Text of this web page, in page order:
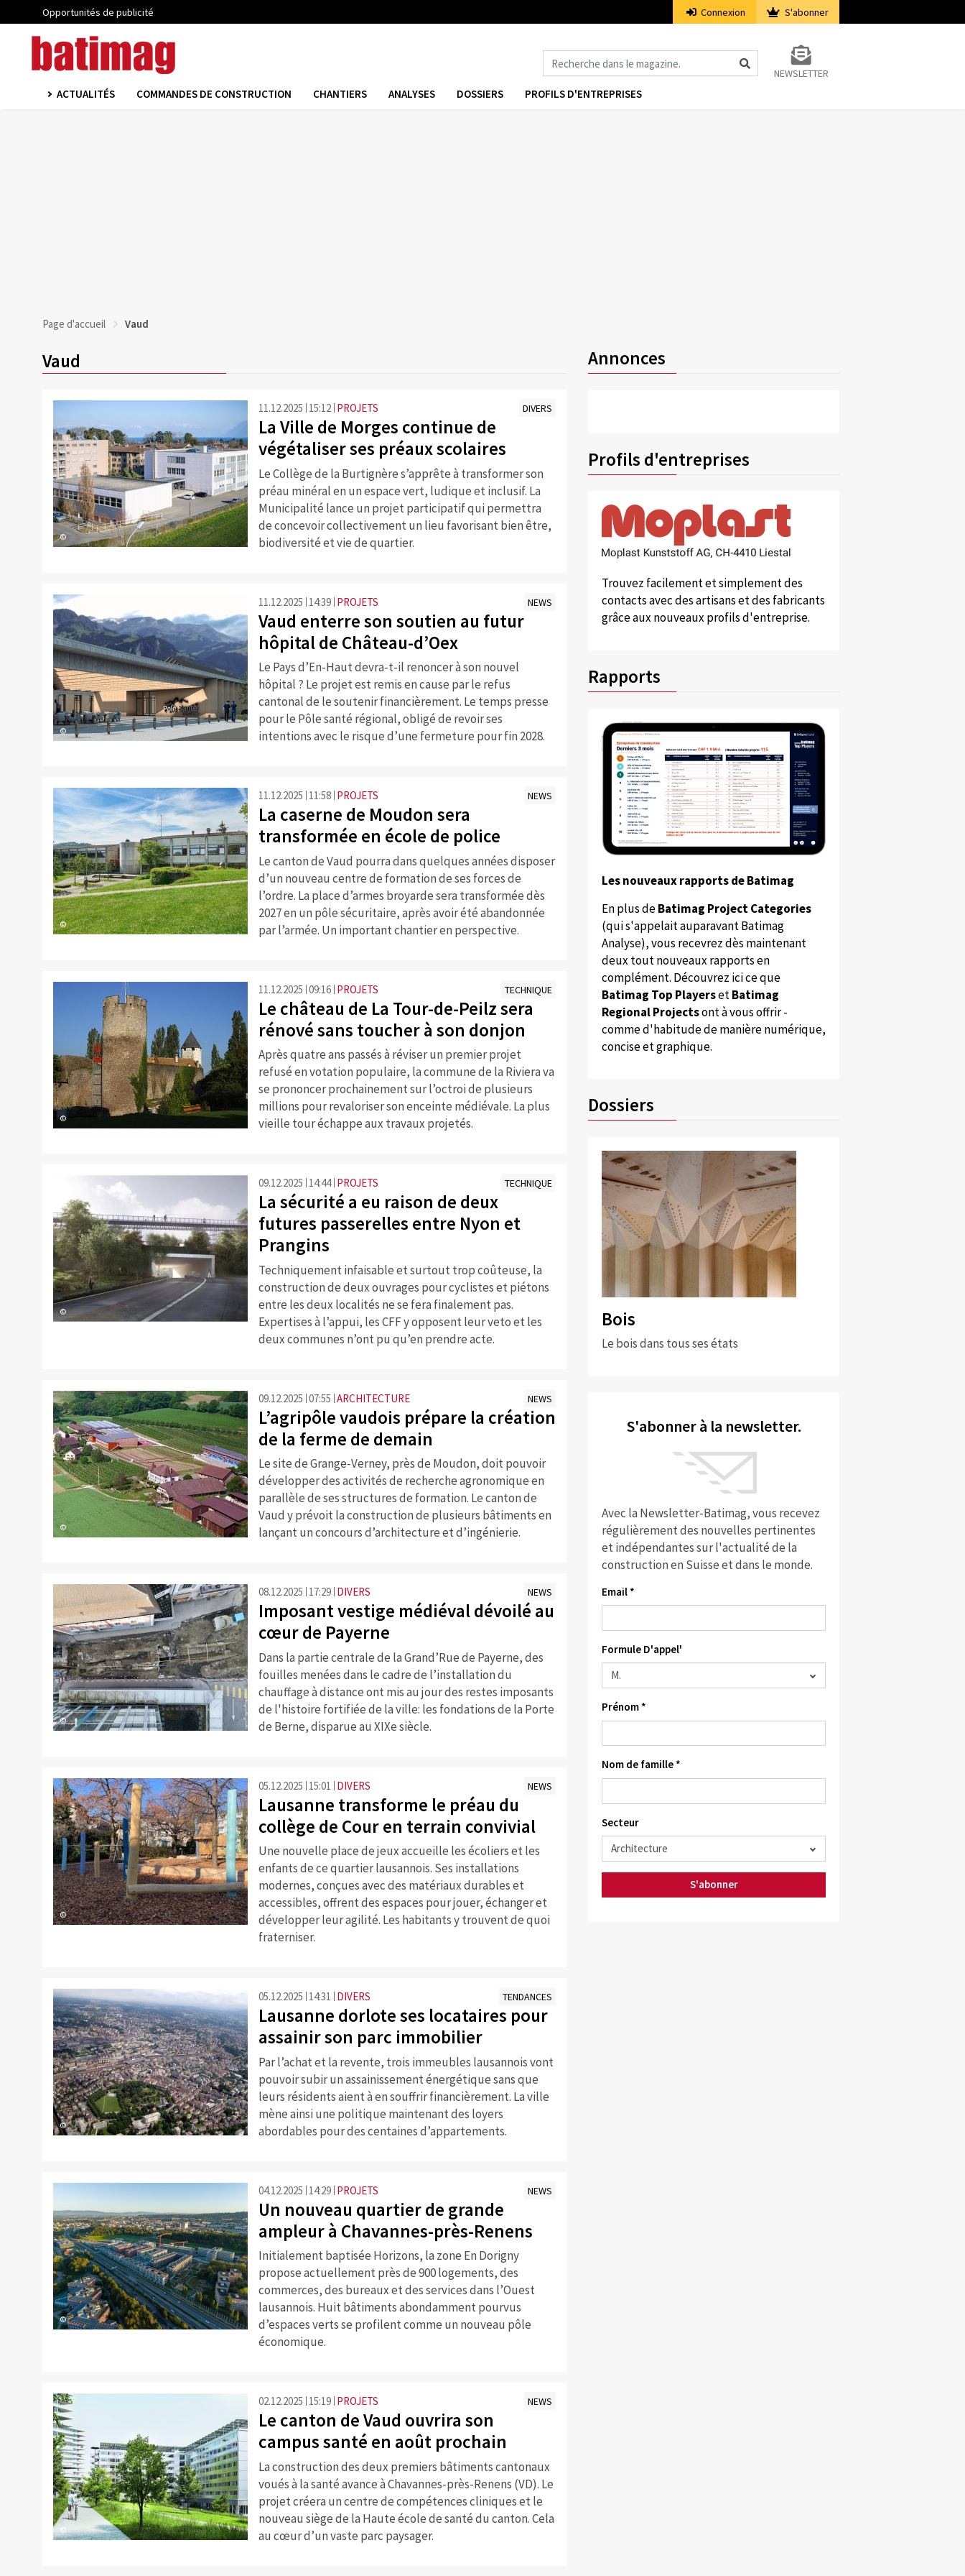
Opportunités de publicité Connexion S'abonner
NEWSLETTER
ACTUALITÉS COMMANDES DE CONSTRUCTION CHANTIERS ANALYSES DOSSIERS PROFILS D'ENTREPRISES
Page d'accueil Vaud
Vaud
©
11.12.2025 15:12 PROJETS DIVERS
La Ville de Morges continue de
végétaliser ses préaux scolaires
Le Collège de la Burtignère s’apprête à transformer son
préau minéral en un espace vert, ludique et inclusif. La
Municipalité lance un projet participatif qui permettra
de concevoir collectivement un lieu favorisant bien être,
biodiversité et vie de quartier.
©
11.12.2025 14:39 PROJETS NEWS
Vaud enterre son soutien au futur
hôpital de Château-d’Oex
Le Pays d’En-Haut devra-t-il renoncer à son nouvel
hôpital ? Le projet est remis en cause par le refus
cantonal de le soutenir financièrement. Le temps presse
pour le Pôle santé régional, obligé de revoir ses
intentions avec le risque d’une fermeture pour fin 2028.
©
11.12.2025 11:58 PROJETS NEWS
La caserne de Moudon sera
transformée en école de police
Le canton de Vaud pourra dans quelques années disposer
d’un nouveau centre de formation de ses forces de
l’ordre. La place d’armes broyarde sera transformée dès
2027 en un pôle sécuritaire, après avoir été abandonnée
par l’armée. Un important chantier en perspective.
©
11.12.2025 09:16 PROJETS TECHNIQUE
Le château de La Tour-de-Peilz sera
rénové sans toucher à son donjon
Après quatre ans passés à réviser un premier projet
refusé en votation populaire, la commune de la Riviera va
se prononcer prochainement sur l’octroi de plusieurs
millions pour revaloriser son enceinte médiévale. La plus
vieille tour échappe aux travaux projetés.
©
09.12.2025 14:44 PROJETS TECHNIQUE
La sécurité a eu raison de deux
futures passerelles entre Nyon et
Prangins
Techniquement infaisable et surtout trop coûteuse, la
construction de deux ouvrages pour cyclistes et piétons
entre les deux localités ne se fera finalement pas.
Expertises à l’appui, les CFF y opposent leur veto et les
deux communes n’ont pu qu’en prendre acte.
©
09.12.2025 07:55 ARCHITECTURE NEWS
L’agripôle vaudois prépare la création
de la ferme de demain
Le site de Grange-Verney, près de Moudon, doit pouvoir
développer des activités de recherche agronomique en
parallèle de ses structures de formation. Le canton de
Vaud y prévoit la construction de plusieurs bâtiments en
lançant un concours d’architecture et d’ingénierie.
©
08.12.2025 17:29 DIVERS NEWS
Imposant vestige médiéval dévoilé au
cœur de Payerne
Dans la partie centrale de la Grand’Rue de Payerne, des
fouilles menées dans le cadre de l’installation du
chauffage à distance ont mis au jour des restes imposants
de l'histoire fortifiée de la ville: les fondations de la Porte
de Berne, disparue au XIXe siècle.
©
05.12.2025 15:01 DIVERS NEWS
Lausanne transforme le préau du
collège de Cour en terrain convivial
Une nouvelle place de jeux accueille les écoliers et les
enfants de ce quartier lausannois. Ses installations
modernes, conçues avec des matériaux durables et
accessibles, offrent des espaces pour jouer, échanger et
développer leur agilité. Les habitants y trouvent de quoi
fraterniser.
©
05.12.2025 14:31 DIVERS TENDANCES
Lausanne dorlote ses locataires pour
assainir son parc immobilier
Par l’achat et la revente, trois immeubles lausannois vont
pouvoir subir un assainissement énergétique sans que
leurs résidents aient à en souffrir financièrement. La ville
mène ainsi une politique maintenant des loyers
abordables pour des centaines d’appartements.
©
04.12.2025 14:29 PROJETS NEWS
Un nouveau quartier de grande
ampleur à Chavannes-près-Renens
Initialement baptisée Horizons, la zone En Dorigny
propose actuellement près de 900 logements, des
commerces, des bureaux et des services dans l’Ouest
lausannois. Huit bâtiments abondamment pourvus
d’espaces verts se profilent comme un nouveau pôle
économique.
©
02.12.2025 15:19 PROJETS NEWS
Le canton de Vaud ouvrira son
campus santé en août prochain
La construction des deux premiers bâtiments cantonaux
voués à la santé avance à Chavannes-près-Renens (VD). Le
projet créera un centre de compétences cliniques et le
nouveau siège de la Haute école de santé du canton. Cela
au cœur d’un vaste parc paysager.
Annonces
Profils d'entreprises
Trouvez facilement et simplement des
contacts avec des artisans et des fabricants
grâce aux nouveaux profils d'entreprise.
Rapports
Les nouveaux rapports de Batimag
En plus deBatimag Project Categories
(qui s'appelait auparavant Batimag
Analyse), vous recevrez dès maintenant
deux tout nouveaux rapports en
complément. Découvrez ici ce que
Batimag Top PlayersetBatimag
Regional Projectsont à vous offrir -
comme d'habitude de manière numérique,
concise et graphique.
Dossiers
Bois
Le bois dans tous ses états
S'abonner à la newsletter.
Avec la Newsletter-Batimag, vous recevez
régulièrement des nouvelles pertinentes
et indépendantes sur l'actualité de la
construction en Suisse et dans le monde.
Email *
Formule D'appel'
Prénom *
Nom de famille *
Secteur
S'abonner